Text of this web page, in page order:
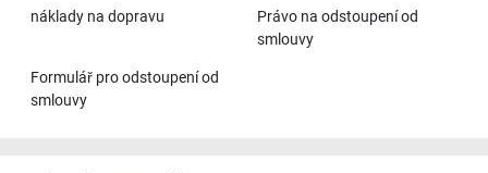
náklady na dopravu
Právo na odstoupení od
smlouvy
Formulář pro odstoupení od
smlouvy